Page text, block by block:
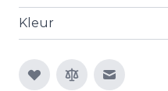
Kleur
E-mail